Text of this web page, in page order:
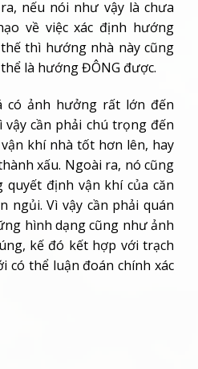
nếu nói như vậy là chưa
về việc xác định hướng
thì hướng nhà này cũng
là hướng ĐÔNG được.
có ảnh hưởng rất lớn đến
vậy cần phải chú trọng đến
khí nhà tốt hơn lên, hay
xấu. Ngoài ra, nó cũng
định vận khí của căn
ngủi. Vì vậy cần phải quán
hình dạng cũng như ảnh
kế đó kết hợp với trạch
có thể luận đoán chính xác